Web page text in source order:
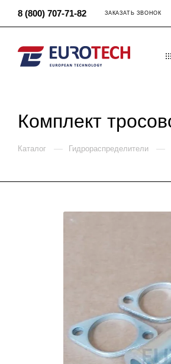
8 (800) 707-71-82 ЗАКАЗАТЬ ЗВОНОК
Комплект
Каталог — Гидрораспределители —